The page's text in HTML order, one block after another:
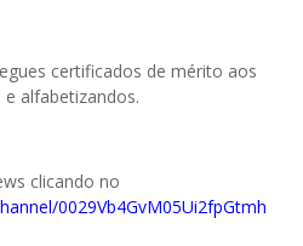
certificados de mérito aos
alfabetizandos.
clicando no
0029Vb4GvM05Ui2fpGtmh